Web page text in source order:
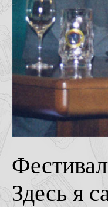
Здесь я